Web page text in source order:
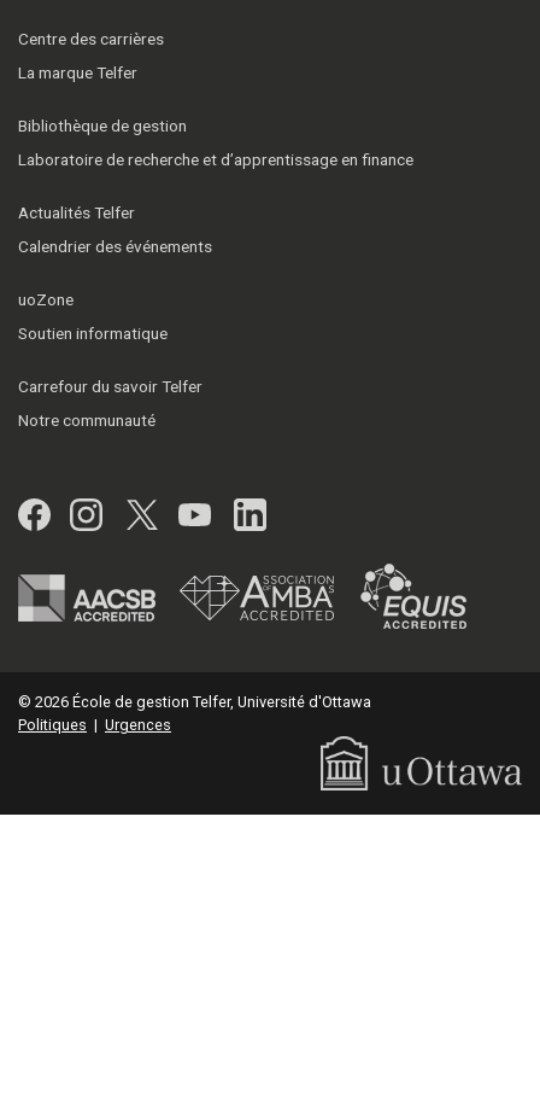
Centre des carrières
La marque Telfer
Bibliothèque de gestion
Laboratoire de recherche et d’apprentissage en finance
Actualités Telfer
Calendrier des événements
uoZone
Soutien informatique
Carrefour du savoir Telfer
Notre communauté
Facebook
Instagram
Twitter
YouTubeLinkedIn
© 2026 École de gestion Telfer, Université d'Ottawa
Politiques | Urgences